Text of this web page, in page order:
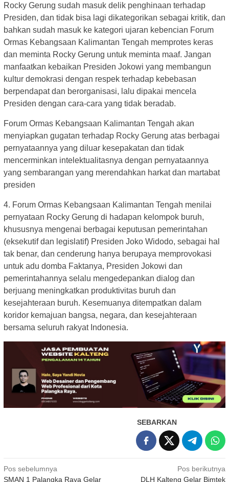
Rocky Gerung sudah masuk delik penghinaan terhadap
Presiden, dan tidak bisa lagi dikategorikan sebagai kritik, dan
bahkan sudah masuk ke kategori ujaran kebencian Forum
Ormas Kebangsaan Kalimantan Tengah memprotes keras
dan meminta Rocky Gerung untuk meminta maaf. Jangan
manfaatkan kebaikan Presiden Jokowi yang membangun
kultur demokrasi dengan respek terhadap kebebasan
berpendapat dan berorganisasi, lalu dipakai mencela
Presiden dengan cara-cara yang tidak beradab.
Forum Ormas Kebangsaan Kalimantan Tengah akan
menyiapkan gugatan terhadap Rocky Gerung atas berbagai
pernyataannya yang diluar kesepakatan dan tidak
mencerminkan intelektualitasnya dengan pernyataannya
yang sembarangan yang merendahkan harkat dan martabat
presiden
4. Forum Ormas Kebangsaan Kalimantan Tengah menilai
pernyataan Rocky Gerung di hadapan kelompok buruh,
khususnya mengenai berbagai keputusan pemerintahan
(eksekutif dan legislatif) Presiden Joko Widodo, sebagai hal
tak benar, dan cenderung hanya berupaya memprovokasi
untuk adu domba Faktanya, Presiden Jokowi dan
pemerintahannya selalu mengedepankan dialog dan
berjuang meningkatkan produktivitas buruh dan
kesejahteraan buruh. Kesemuanya ditempatkan dalam
koridor kemajuan bangsa, negara, dan kesejahteraan
bersama seluruh rakyat Indonesia.
SEBARKAN
Navigasi
Pos sebelumnya
SMAN 1 Palangka Raya Gelar
Pos berikutnya
DLH Kalteng Gelar Bimtek